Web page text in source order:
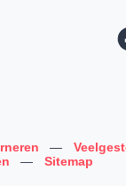
—
— Sitemap